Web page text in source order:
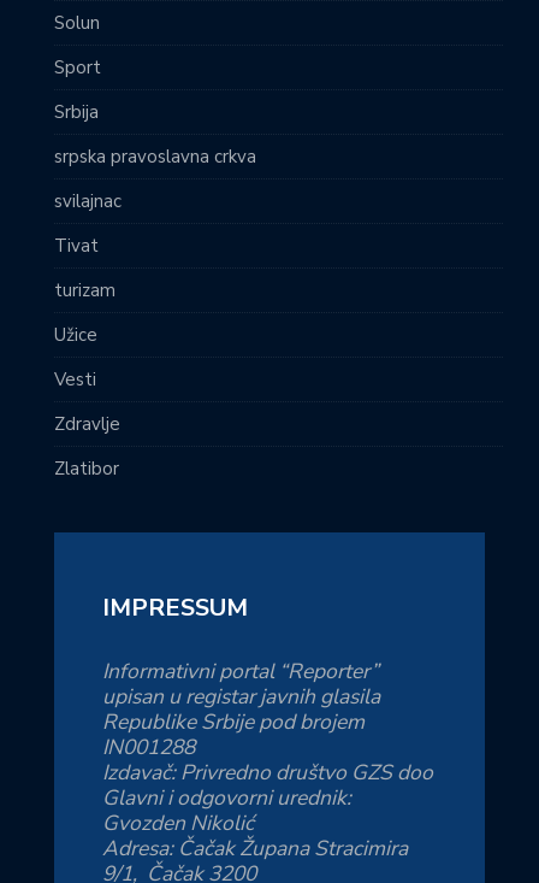
Solun
Sport
Srbija
srpska pravoslavna crkva
svilajnac
Tivat
turizam
Užice
Vesti
Zdravlje
Zlatibor
IMPRESSUM
Informativni portal “Reporter”
upisan u registar javnih glasila
Republike Srbije pod brojem
IN001288
Izdavač: Privredno društvo GZS doo
Glavni i odgovorni urednik:
Gvozden Nikolić
Adresa: Čačak Župana Stracimira
9/1, Čačak 3200